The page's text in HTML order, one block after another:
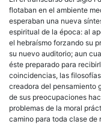
flotaban en el ambiente
esperaban una nueva
espiritual de la época: al
el hebraísmo forzando su
su nuevo auditorio; aun
éste preparado para
coincidencias, las
creadora del pensamiento
de sus preocupaciones
problemas de la moral
camino para toda clase de